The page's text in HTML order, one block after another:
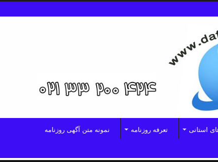
استانی تعرفه روزنامه نمونه متن آگهی روزنامه